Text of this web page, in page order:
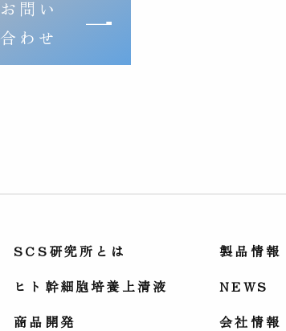
お問い
合わせ
SCS研究所とは
ヒト幹細胞培養上清液
商品開発
製品情報
NEWS
会社情報